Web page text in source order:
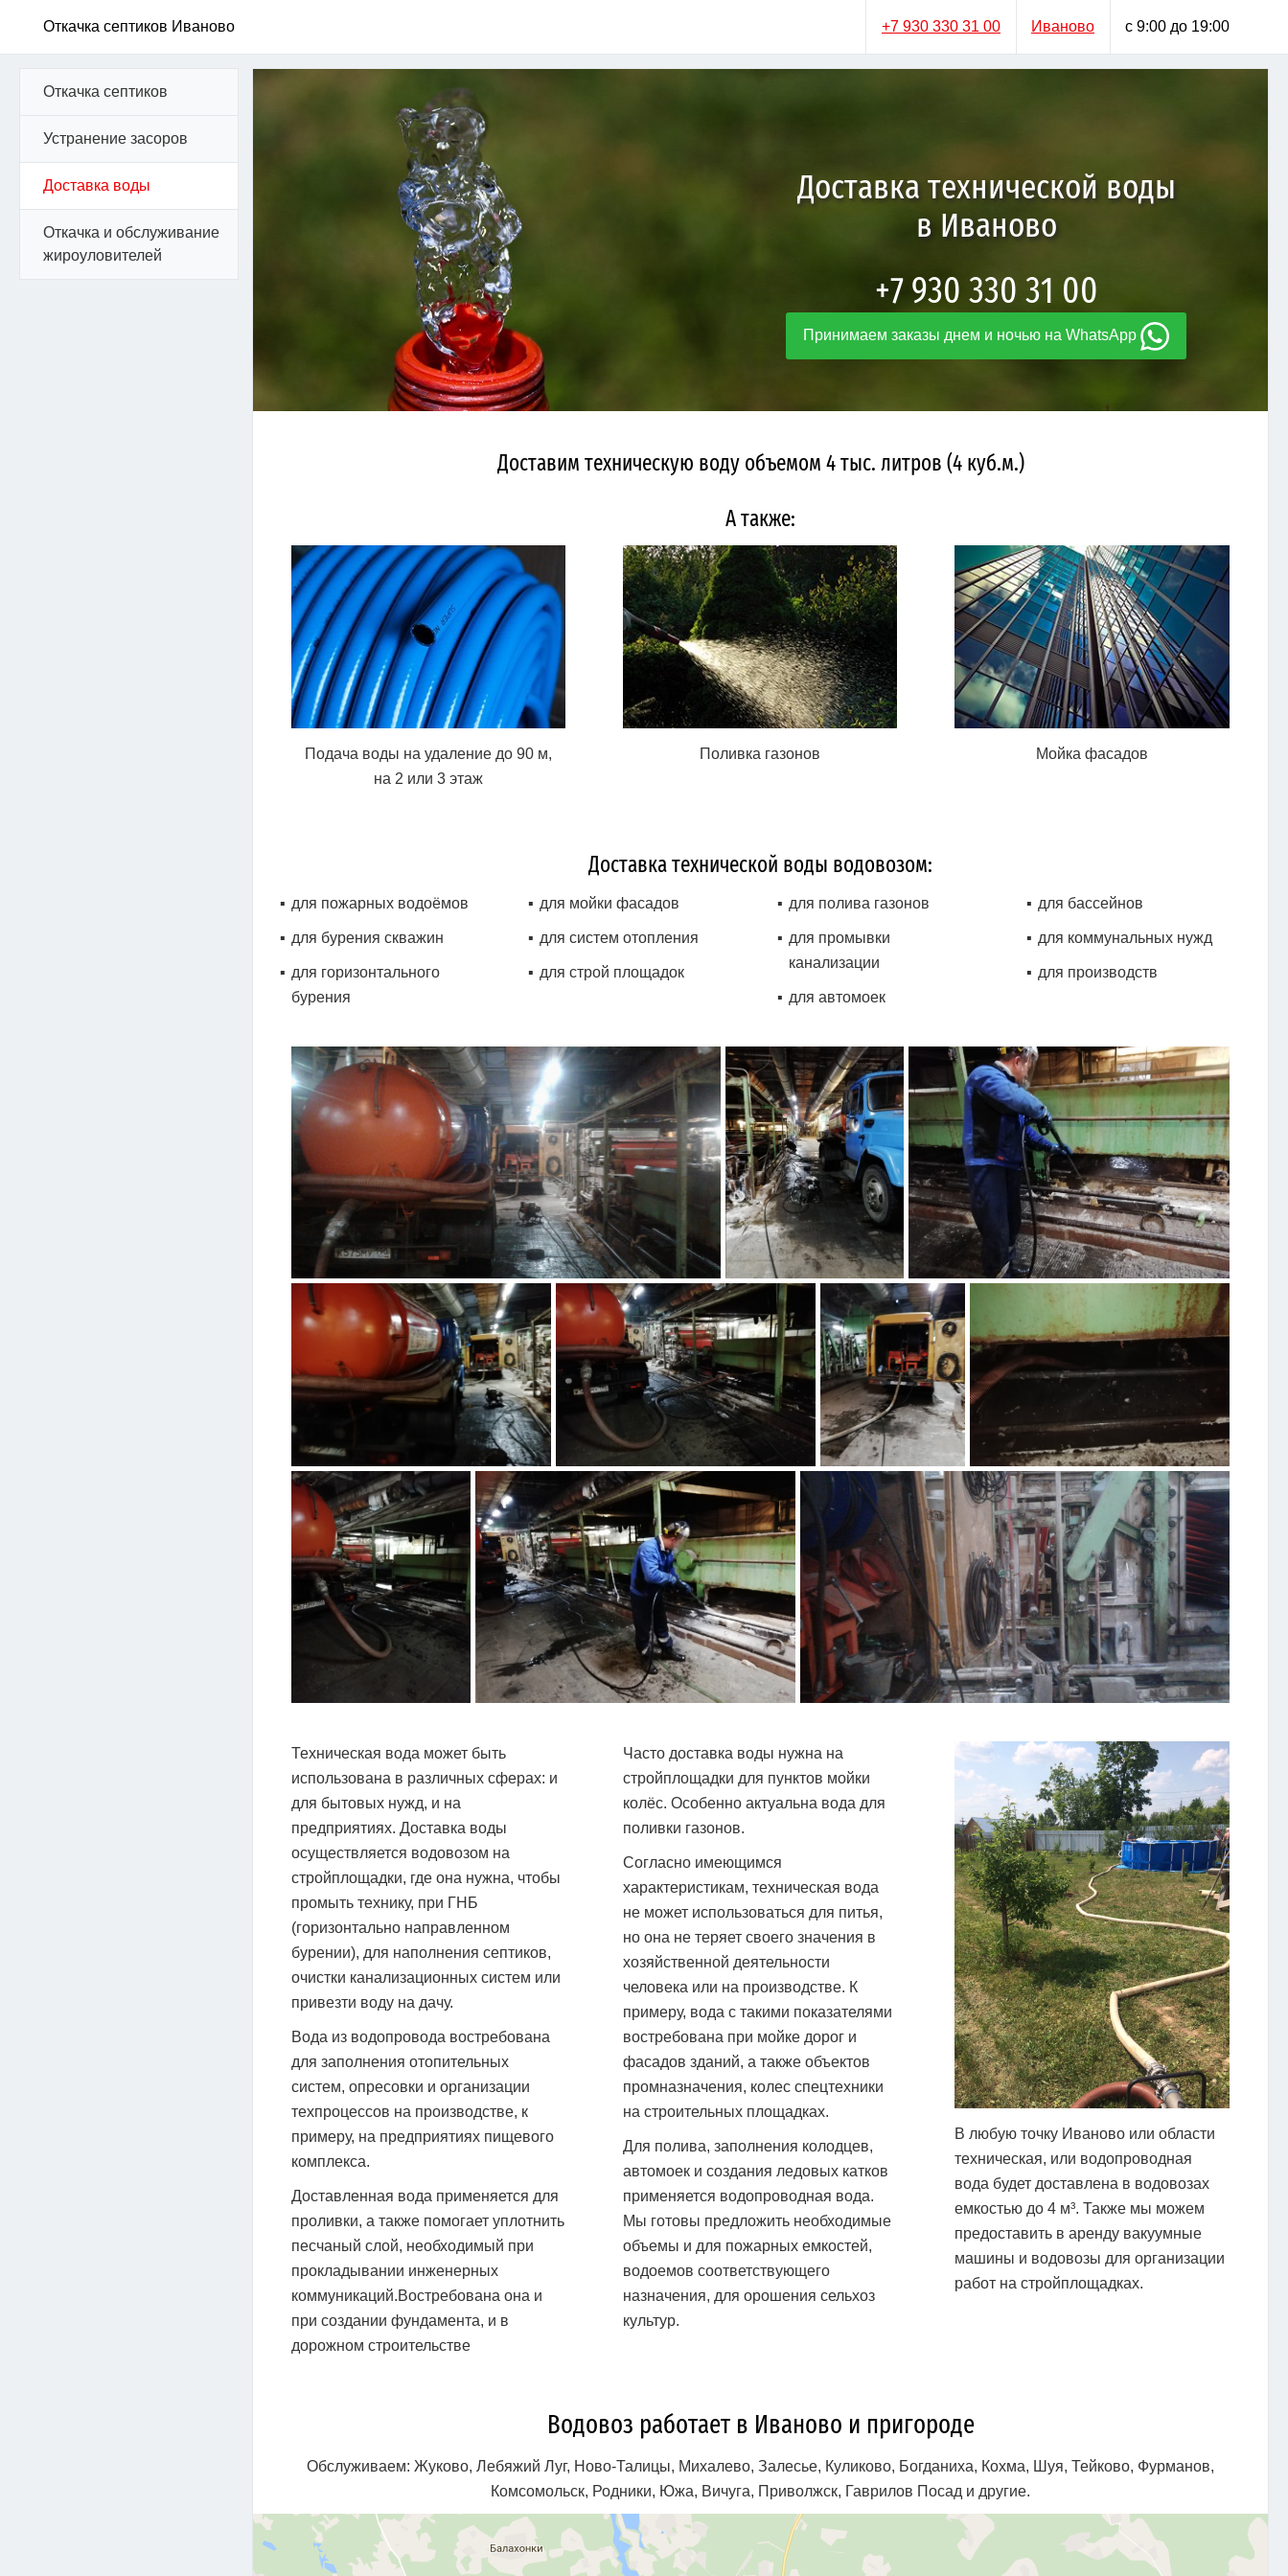
Откачка септиков Иваново +7 930 330 31 00 Иваново с 9:00 до 19:00
Откачка септиков
Устранение засоров
Доставка воды
Откачка и обслуживание
жироуловителей
Доставка технической воды
в Иваново
+7 930 330 31 00
Принимаем заказы днем и ночью на WhatsApp
Доставим техническую воду объемом 4 тыс. литров (4 куб.м.)
А также:
Подача воды на удаление до 90 м,
на 2 или 3 этаж
Поливка газонов Мойка фасадов
Доставка технической воды водовозом:
для пожарных водоёмов
для бурения скважин
для горизонтального
бурения
для мойки фасадов
для систем отопления
для строй площадок
для полива газонов
для промывки
канализации
для автомоек
для бассейнов
для коммунальных нужд
для производств
Техническая вода может быть
использована в различных сферах: и
для бытовых нужд, и на
предприятиях. Доставка воды
осуществляется водовозом на
стройплощадки, где она нужна, чтобы
промыть технику, при ГНБ
(горизонтально направленном
бурении), для наполнения септиков,
очистки канализационных систем или
привезти воду на дачу.
Вода из водопровода востребована
для заполнения отопительных
систем, опресовки и организации
техпроцессов на производстве, к
примеру, на предприятиях пищевого
комплекса.
Доставленная вода применяется для
проливки, а также помогает уплотнить
песчаный слой, необходимый при
прокладывании инженерных
коммуникаций.Востребована она и
при создании фундамента, и в
дорожном строительстве
Часто доставка воды нужна на
стройплощадки для пунктов мойки
колёс. Особенно актуальна вода для
поливки газонов.
Согласно имеющимся
характеристикам, техническая вода
не может использоваться для питья,
но она не теряет своего значения в
хозяйственной деятельности
человека или на производстве. К
примеру, вода с такими показателями
востребована при мойке дорог и
фасадов зданий, а также объектов
промназначения, колес спецтехники
на строительных площадках.
Для полива, заполнения колодцев,
автомоек и создания ледовых катков
применяется водопроводная вода.
Мы готовы предложить необходимые
объемы и для пожарных емкостей,
водоемов соответствующего
назначения, для орошения сельхоз
культур.
В любую точку Иваново или области
техническая, или водопроводная
вода будет доставлена в водовозах
емкостью до 4 м³. Также мы можем
предоставить в аренду вакуумные
машины и водовозы для организации
работ на стройплощадках.
Водовоз работает в Иваново и пригороде
Обслуживаем: Жуково, Лебяжий Луг, Ново-Талицы, Михалево, Залесье, Куликово, Богданиха, Кохма, Шуя, Тейково, Фурманов,
Комсомольск, Родники, Южа, Вичуга, Приволжск, Гаврилов Посад и другие.